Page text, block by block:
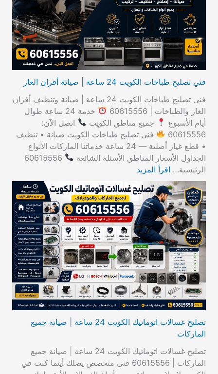
فني تصليح طباخات الكويت 24 ساعة | صيانة أفران الغاز
فني تصليح طباخات الكويت 24 ساعة | صيانة وتنظيف أفران
الغاز والطباخات | 60615556
خدمة 24 ساعة طوال
أيام الأسبوع
جميع مناطق الكويت
اتصل الآن:
60615556
فني تصليح طباخات الكويت صيانة • تنظيف
• قطع غيار أصلية — 24 ساعة خدماتنا الماركات الأنواع
الجداول الأسعار المناطق الأسئلة الشائعة
60615556
الرئيسية… اقرأ المزيد
تصليح غسالات اتوماتيك الكويت 24 ساعة | صيانة جميع
الماركات
تصليح غسالات اتوماتيك الكويت 24 ساعة | صيانة جميع
الماركات | 60615556 فني متخصص يصلك أينما كنت في